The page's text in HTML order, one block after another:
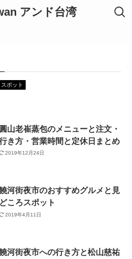
アンド台湾
ポット
圓山老崔蒸包のメニューと注文・
き方・営業時間と定休日まとめ
2019年12月24日
河街夜市のおすすめグルメと見
どころスポット
2019年4月11日
河街夜市への行き方と松山慈祐